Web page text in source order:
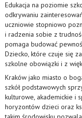
Edukacja na poziomie
odkrywaniu
uczniowie stopniowo
i radzenia sobie z
pomaga budować
Dziecko, które czuje się
szkolne obowiązki i z
Kraków jako miasto o
szkół podstawowych
kulturowe, akademickie i
horyzontów dzieci oraz